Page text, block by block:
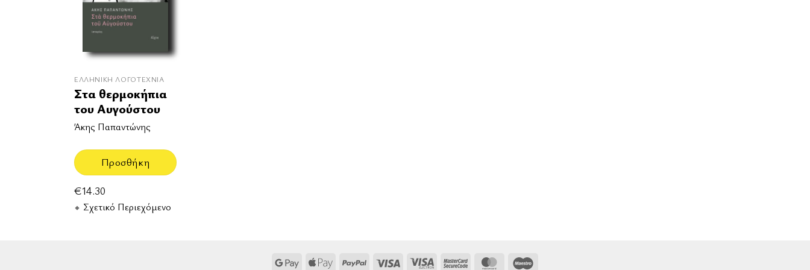
ΕΛΛΗΝΙΚΉ ΛΟΓΟΤΕΧΝΊΑ
Στα θερμοκήπια
του Αυγούστου
Άκης Παπαντώνης
Προσθήκη
€14.30
Σχετικό Περιεχόμενο
Google Apple
PayPal Visa
Visa
MasterCardMasterCard